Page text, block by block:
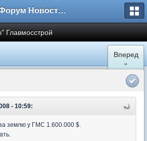
Форум Новостройки
Главмосстрой
Вперед
»
- 10:59:
землю у ГМС 1.600.000 $.